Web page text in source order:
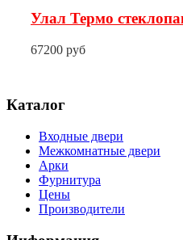
Улал Термо
67200 руб
Каталог
Входные двери
Межкомнатные двери
Арки
Фурнитура
Цены
Производители